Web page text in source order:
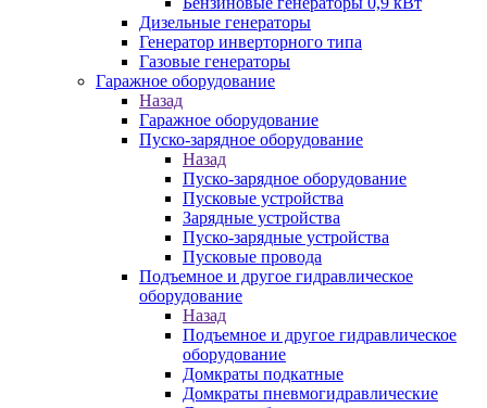
Дизельные генераторы
Генератор инверторного типа
Газовые генераторы
Гаражное оборудование
Назад
Гаражное оборудование
Пуско-зарядное оборудование
Назад
Пуско-зарядное оборудование
Пусковые устройства
Зарядные устройства
Пуско-зарядные устройства
Пусковые провода
Подъемное и другое гидравлическое
оборудование
Назад
Подъемное и другое гидравлическое
оборудование
Домкраты подкатные
Домкраты пневмогидравлические